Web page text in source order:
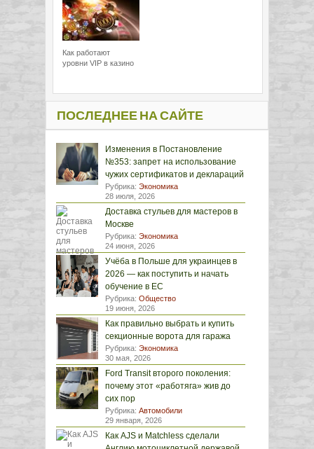
Как работают
уровни VIP в казино
ПОСЛЕДНЕЕ НА САЙТЕ
Изменения в Постановление
№353: запрет на использование
чужих сертификатов и деклараций
Рубрика: Экономика
28 июля, 2026
Доставка стульев для мастеров в
Москве
Рубрика: Экономика
24 июня, 2026
Учёба в Польше для украинцев в
2026 — как поступить и начать
обучение в ЕС
Рубрика: Общество
19 июня, 2026
Как правильно выбрать и купить
секционные ворота для гаража
Рубрика: Экономика
30 мая, 2026
Ford Transit второго поколения:
почему этот «работяга» жив до
сих пор
Рубрика: Автомобили
29 января, 2026
Как AJS и Matchless сделали